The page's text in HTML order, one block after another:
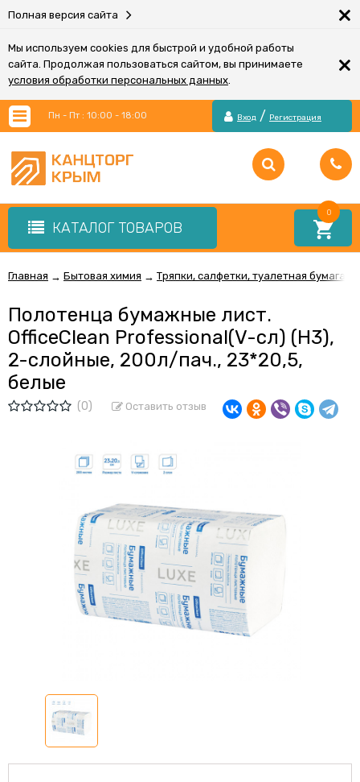
Полная версия сайта ×
Мы используем cookies для быстрой и удобной работы
сайта. Продолжая пользоваться сайтом, вы принимаете
условия обработки персональных данных.
×
Пн - Пт : 10:00 - 18:00 Вход / Регистрация
КАТАЛОГ ТОВАРОВ
0
Главная → Бытовая химия → Тряпки, салфетки, туалетная бумага,
Полотенца бумажные лист.
OfficeClean Professional(V-сл) (H3),
2-слойные, 200л/пач., 23*20,5,
белые
(0) Оставить отзыв